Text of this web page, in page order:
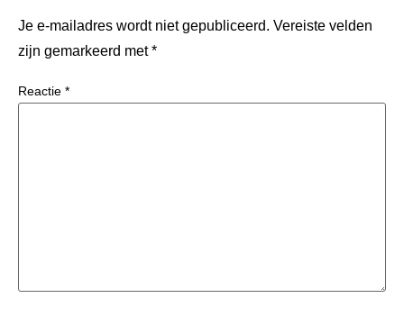
Je e-mailadres wordt niet gepubliceerd. Vereiste velden
zijn gemarkeerd met*
Reactie *